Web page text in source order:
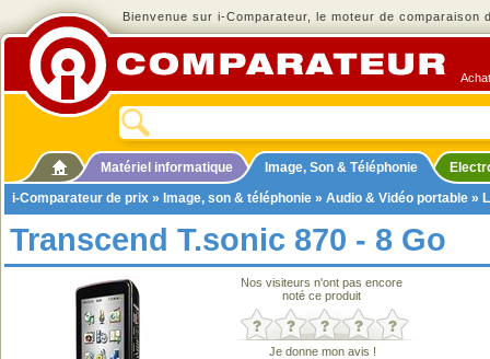
Bienvenue sur i-Comparateur, le moteur de comparaison
Matériel informatique Image, Son & Téléphonie
i-Comparateur de prix » Image, son & téléphonie » Audio & Vidéo portable »
Transcend T.sonic 870 - 8 Go
Nos visiteurs n'ont pas encore
noté ce produit
Je donne mon avis !